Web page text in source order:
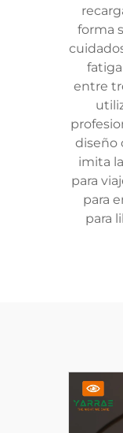
forma
entre
diseño
imita
para
para
para